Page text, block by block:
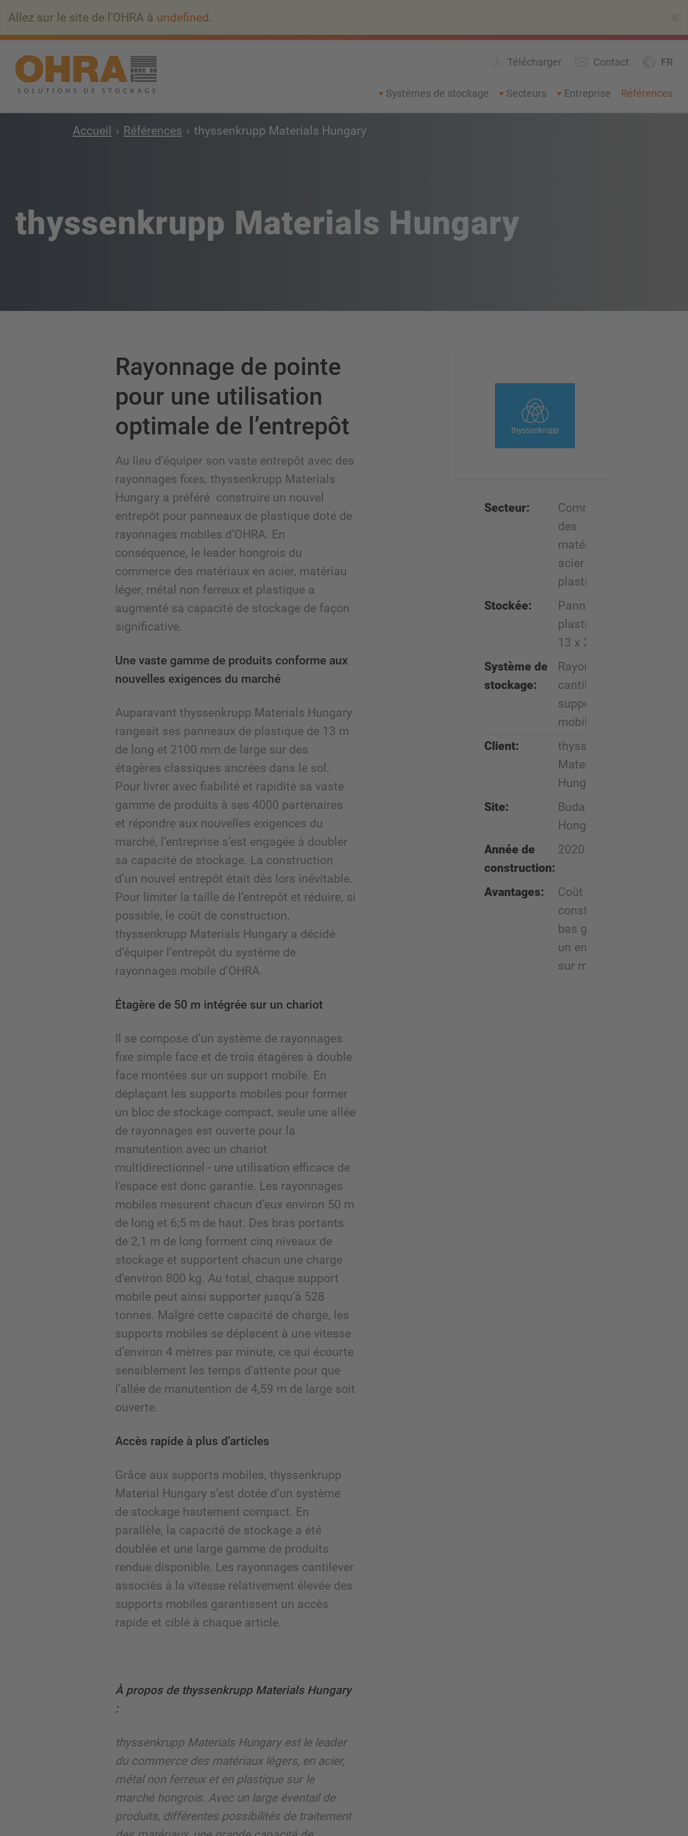
principal
Allez sur le site de l'OHRA à undefined.
FR
Télécharger Contact
Systèmes de stockage Secteurs Entreprise Références
Accueil Références thyssenkrupp Materials Hungary
thyssenkrupp Materials Hungary
Rayonnage de pointe
pour une utilisation
optimale de l’entrepôt
Au lieu d’équiper son vaste entrepôt avec des
rayonnages fixes, thyssenkrupp Materials
Hungary a préféré construire un nouvel
entrepôt pour panneaux de plastique doté de
rayonnages mobiles d’OHRA. En
conséquence, le leader hongrois du
commerce des matériaux en acier, matériau
léger, métal non ferreux et plastique a
augmenté sa capacité de stockage de façon
significative.
Une vaste gamme de produits conforme aux
nouvelles exigences du marché
Auparavant thyssenkrupp Materials Hungary
rangeait ses panneaux de plastique de 13 m
de long et 2100 mm de large sur des
étagères classiques ancrées dans le sol.
Pour livrer avec fiabilité et rapidité sa vaste
gamme de produits à ses 4000 partenaires
et répondre aux nouvelles exigences du
marché, l’entreprise s’est engagée à doubler
sa capacité de stockage. La construction
d’un nouvel entrepôt était dès lors inévitable.
Pour limiter la taille de l’entrepôt et réduire, si
possible, le coût de construction,
thyssenkrupp Materials Hungary a décidé
d’équiper l’entrepôt du système de
rayonnages mobile d’OHRA.
Étagère de 50 m intégrée sur un chariot
Il se compose d’un système de rayonnages
fixe simple face et de trois étagères à double
face montées sur un support mobile. En
déplaçant les supports mobiles pour former
un bloc de stockage compact, seule une allée
de rayonnages est ouverte pour la
manutention avec un chariot
multidirectionnel - une utilisation efficace de
l'espace est donc garantie. Les rayonnages
mobiles mesurent chacun d’eux environ 50 m
de long et 6;5 m de haut. Des bras portants
de 2,1 m de long forment cinq niveaux de
stockage et supportent chacun une charge
d’environ 800 kg. Au total, chaque support
mobile peut ainsi supporter jusqu’à 528
tonnes. Malgré cette capacité de charge, les
supports mobiles se déplacent à une vitesse
d’environ 4 mètres par minute, ce qui écourte
sensiblement les temps d’attente pour que
l’allée de manutention de 4,59 m de large soit
ouverte.
Accès rapide à plus d’articles
Grâce aux supports mobiles, thyssenkrupp
Material Hungary s’est dotée d’un système
de stockage hautement compact. En
parallèle, la capacité de stockage a été
doublée et une large gamme de produits
rendue disponible. Les rayonnages cantilever
associés à la vitesse relativement élevée des
supports mobiles garantissent un accès
rapide et ciblé à chaque article.
À propos de thyssenkrupp Materials Hungary
:
thyssenkrupp Materials Hungary est le leader
du commerce des matériaux légers, en acier,
métal non ferreux et en plastique sur le
marché hongrois. Avec un large éventail de
produits, différentes possibilités de traitement
Secteur:
Commerce
des
matériaux en
acier et
plastique
Stockée:
Panneaux de
plastique (
13 x 2,1 m)
Système de
stockage:
Rayonnage
cantilever sur
supports
mobile;
Client:
thyssenkrupp
Materials
Hungary
Site:
Budapest,
Hongrie
Année de
construction:
2020
Avantages:
Coût de
construction
bas grâce à
un entrepôt
sur mesure